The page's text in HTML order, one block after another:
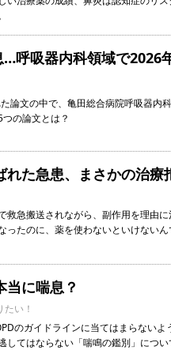
…呼吸器内科領域で2026
論文の中で、亀田総合病院呼吸器内
の論文とは？
た急患、まさかの治療
救急搬送されながら、副作用を理由に
ったのに、薬を使わないといけない
当に喘息？
い！
のガイドラインに当てはまらない
してはならない「喘鳴の鑑別」につい